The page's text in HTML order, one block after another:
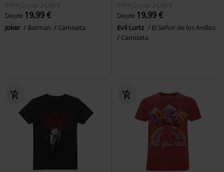
PVPR
Desde 24,99 €
Desde 19,99 €
Joker Batman Camiseta
PVPR
Desde 24,99 €
Desde 19,99 €
Evil Lurtz
El Señor de los Anillos
Camiseta